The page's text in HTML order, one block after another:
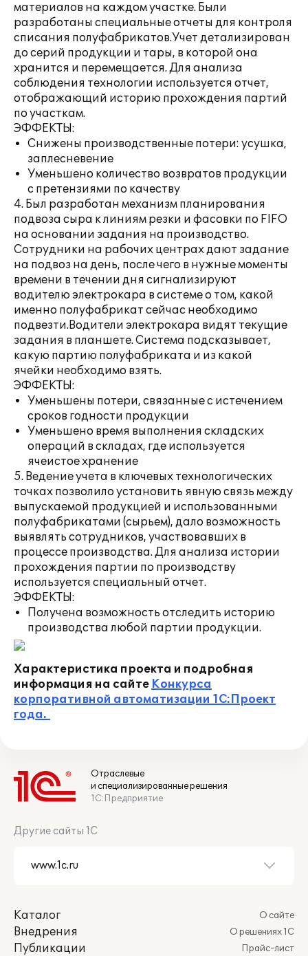
материалов на каждом участке. Были
разработаны специальные отчеты для контроля
списания полуфабрикатов.Учет детализирован
до серий продукции и тары, в которой она
хранится и перемещается. Для анализа
соблюдения технологии используется отчет,
отображающий историю прохождения партий
по участкам.
ЭФФЕКТЫ:
Снижены производственные потери: усушка,
заплесневение
Уменьшено количество возвратов продукции
с претензиями по качеству
4. Был разработан механизм планирования
подвоза сыра к линиям резки и фасовки по FIFO
на основании задания на производство.
Сотрудники на рабочих центрах дают задание
на подвоз на день, после чего в нужные моменты
времени в течении дня сигнализируют
водителю электрокара в системе о том, какой
именно полуфабрикат сейчас необходимо
подвезти.Водители электрокара видят текущие
задания в планшете. Система подсказывает,
какую партию полуфабриката и из какой
ячейки необходимо взять.
ЭФФЕКТЫ:
Уменьшены потери, связанные с истечением
сроков годности продукции
Уменьшено время выполнения складских
операций в складах, где используется
ячеистое хранение
5. Ведение учета в ключевых технологических
точках позволило установить явную связь между
выпускаемой продукцией и использованными
полуфабрикатами (сырьем), дало возможность
выявлять сотрудников, участвовавших в
процессе производства. Для анализа истории
прохождения партии по производству
используется специальный отчет.
ЭФФЕКТЫ:
Получена возможность отследить историю
производства любой партии продукции.
Характеристика проекта и подробная
информация на сайте Конкурса
корпоративной автоматизации 1С:Проект
года.
Отраслевые
и специализированные решения
1С:Предприятие
Другие сайты 1С
Каталог
Внедрения
Публикации
О сайте
О решениях 1С
Прайс-лист